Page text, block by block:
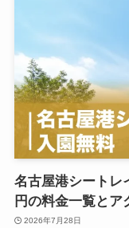
名古屋港シートレ
円の料金一覧とア
2026年7月28日